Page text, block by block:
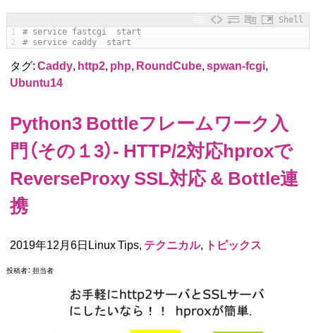
Shell
1
2
# service fastcgi  start
# service caddy  start
タグ:Caddy, http2, php, RoundCube,spwan-fcgi,
Ubuntu14
Python3 Bottleフレームワーク入
門（その１3）- HTTP/2対応hproxで
ReverseProxy SSL対応 & Bottle連
携
2019年12月6日Linux Tips, テクニカル, トピックス
投稿者： 担当者